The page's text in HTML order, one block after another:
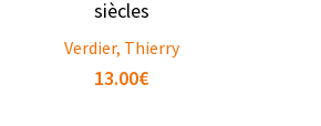
siècles
Verdier, Thierry
13.00€